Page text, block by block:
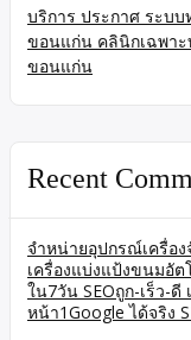
บริการ ประกาศ ระบ
ขอนแก่น คลินิกเฉพาะ
ขอนแก่น
Recent
จำหน่ายอุปกรณ์เครื่อ
เครื่องแบ่งแป้งขนมอัต
ใน7วัน SEOถูก-เร็ว-
หน้า1Google ได้จริง